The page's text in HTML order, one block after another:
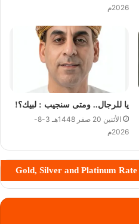
2026م
يا للرجال.. ومتى سنجيب : لبيك؟!
الأثنين 20 صفر 1448هـ 3-8-
2026م